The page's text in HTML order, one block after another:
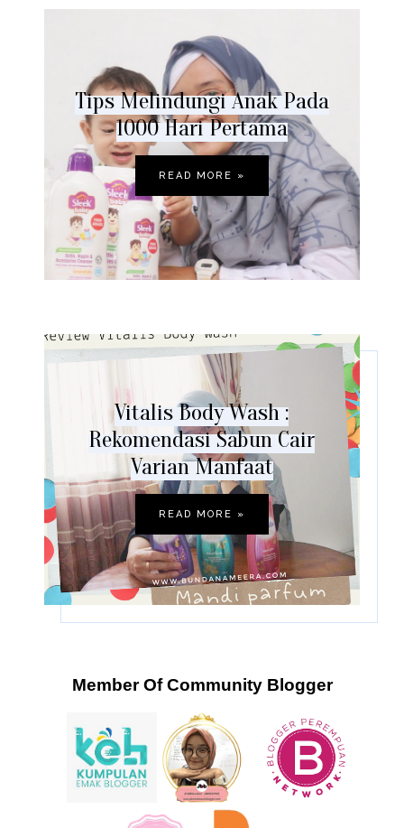
Tips Melindungi Anak Pada
1000 Hari Pertama
READ MORE »
Vitalis Body Wash :
Rekomendasi Sabun Cair
Varian Manfaat
READ MORE »
Member Of Community Blogger